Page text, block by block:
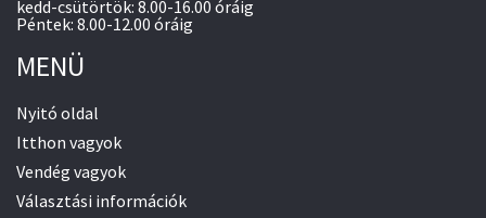
kedd-csütörtök: 8.00-16.00 óráig
Péntek: 8.00-12.00 óráig
MENÜ
Nyitó oldal
Itthon vagyok
Vendég vagyok
Választási információk